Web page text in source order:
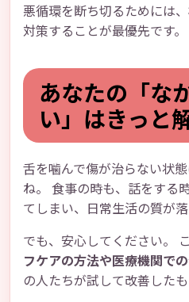
悪循環を断ち切るためには
対策することが最優先です。
あなたの「な
い」はきっと
舌を噛んで傷が治らない状
ね。 食事の時も、話をする
てしまい、日常生活の質が落
でも、安心してください。
フケアの方法や医療機関で
の人たちが試して改善したも